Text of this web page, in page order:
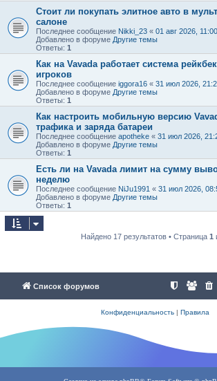
Стоит ли покупать элитное авто в
салоне
Последнее сообщение Nikki_23 « 01 авг 2026, 11:00
Добавлено в форуме Другие темы
Ответы: 1
Как на Vavada работает система
игроков
Последнее сообщение iggora16 « 31 июл 2026,
Добавлено в форуме Другие темы
Ответы: 1
Как настроить мобильную версию
трафика и заряда батареи
Последнее сообщение apotheke « 31 июл 2026,
Добавлено в форуме Другие темы
Ответы: 1
Есть ли на Vavada лимит на сумму
неделю
Последнее сообщение NiJu1991 « 31 июл 2026,
Добавлено в форуме Другие темы
Ответы: 1
Найдено 17 результатов • Страница 1
Список форумов
Конфиденциальность| Правила